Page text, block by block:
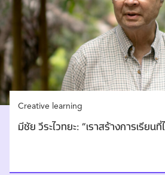
Creative learning
มีชัย วีระไวทยะ: “เราสร้างการเรียน